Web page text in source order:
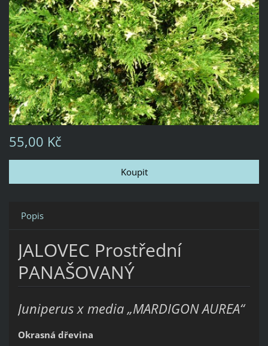
55,00 Kč
Popis
JALOVEC Prostřední
PANAŠOVANÝ
Juniperus x media „MARDIGON AUREA“
Okrasná dřevina